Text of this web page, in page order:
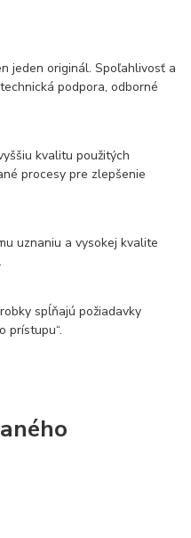
jeden originál. Spoľahlivosť a
podpora, odborné
kvalitu použitých
procesy pre zlepšenie
uznaniu a vysokej kvalite
spĺňajú požiadavky
prístupu“.